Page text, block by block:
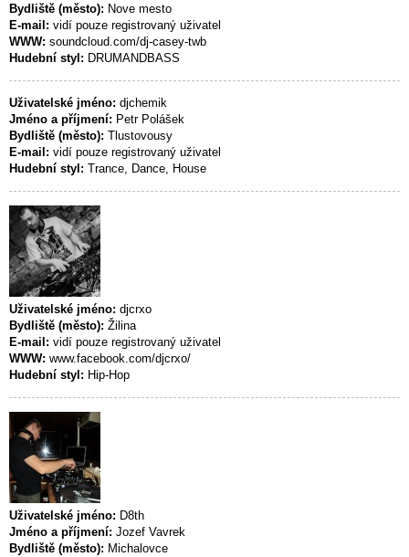
Bydliště (město): Nove mesto
E-mail: vidí pouze registrovaný uživatel
WWW: soundcloud.com/dj-casey-twb
Hudební styl: DRUMANDBASS
Uživatelské jméno: djchemik
Jméno a příjmení: Petr Polášek
Bydliště (město): Tlustovousy
E-mail: vidí pouze registrovaný uživatel
Hudební styl: Trance, Dance, House
Uživatelské jméno: djcrxo
Bydliště (město): Žilina
E-mail: vidí pouze registrovaný uživatel
WWW: www.facebook.com/djcrxo/
Hudební styl: Hip-Hop
Uživatelské jméno: D8th
Jméno a příjmení: Jozef Vavrek
Bydliště (město): Michalovce